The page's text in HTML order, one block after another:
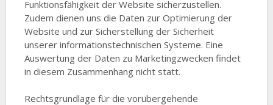
Funktionsfähigkeit der Website sicherzustellen.
Zudem dienen uns die Daten zur Optimierung der
Website und zur Sicherstellung der Sicherheit
unserer informationstechnischen Systeme. Eine
Auswertung der Daten zu Marketingzwecken findet
in diesem Zusammenhang nicht statt.
Rechtsgrundlage für die vorübergehende